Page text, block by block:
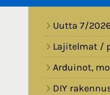
Uutta 7/
Lajitelmat /
Arduinot,
DIY